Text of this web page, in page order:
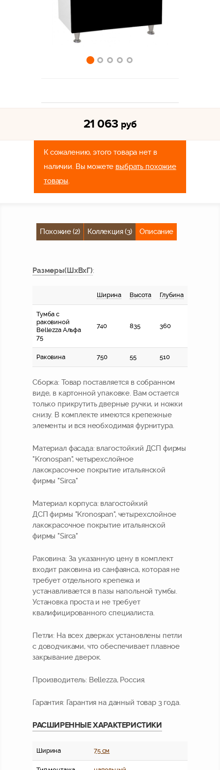
21 063 руб
К сожалению, этого товара нет в
наличии. Вы можете выбрать похожие
товары.
Похожие (2) Коллекция (3) Описание
Размеры(ШхВхГ):
Ширина Высота Глубина
Тумба с
раковиной
Bellezza Альфа
75
740 835 360
Раковина 750 55 510
Сборка: Товар поставляется в собранном
виде, в картонной упаковке. Вам остается
только прикрутить дверные ручки, и ножки
снизу. В комплекте имеются крепежные
элементы и вся необходимая фурнитура.
Материал фасада: влагостойкий ДСП фирмы
"Kronospan", четырехслойное
лакокрасочное покрытие итальянской
фирмы "Sirca"
Материал корпуса: влагостойкий
ДСП фирмы "Kronospan", четырехслойное
лакокрасочное покрытие итальянской
фирмы "Sirca"
Раковина: За указанную цену в комплект
входит раковина из санфаянса, которая не
требует отдельного крепежа и
устанавливается в пазы напольной тумбы.
Установка проста и не требует
квалифицированного специалиста.
Петли: На всех дверках установлены петли
с доводчиками, что обеспечивает плавное
закрывание дверок.
Производитель: Bellezza, Россия.
Гарантия: Гарантия на данный товар 3 года.
РАСШИРЕННЫЕ ХАРАКТЕРИСТИКИ
Ширина 75 см